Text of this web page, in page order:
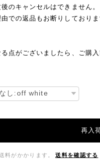
後のキャンセルはできません
由での返品もお断りしており
点がございましたら、ご購
再入
料がかかります。
送料を確認する